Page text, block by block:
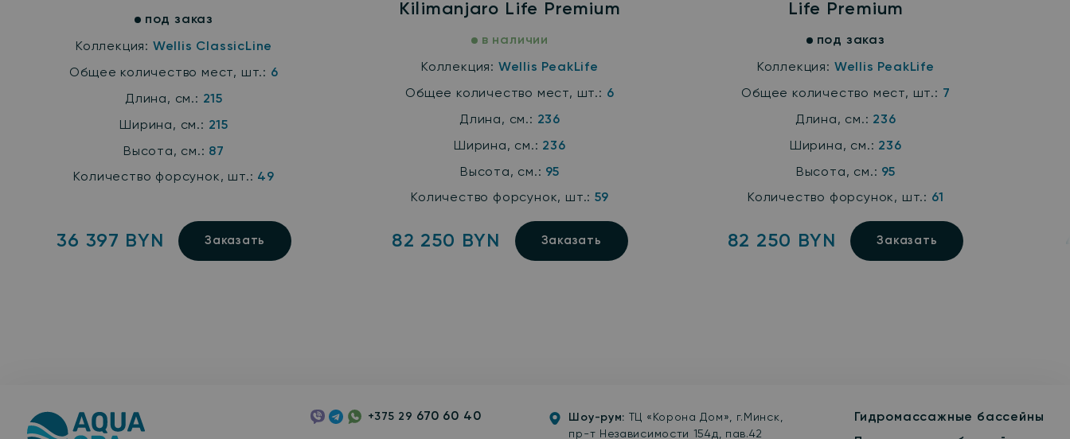
под заказ
Коллекция: Wellis ClassicLine
Общее количество мест, шт.: 6
Длина, см.: 215
Ширина, см.: 215
Высота, см.: 87
Количество форсунок, шт.: 49
36 397 BYN Заказать
Kilimanjaro Life Premium
в наличии
Коллекция: Wellis PeakLife
Общее количество мест, шт.: 6
Длина, см.: 236
Ширина, см.: 236
Высота, см.: 95
Количество форсунок, шт.:59
82 250 BYN Заказать
Life Premium
под заказ
Коллекция: Wellis PeakLife
Общее количество мест, шт.: 7
Длина, см.: 236
Ширина, см.: 236
Высота, см.: 95
Количество форсунок, шт.: 61
82 250 BYN Заказать
+375 29 670 60 40 Шоу-рум: ТЦ «Корона Дом», г.Минск,
пр-т Независимости 154д, пав.42
Гидромассажные бассейны